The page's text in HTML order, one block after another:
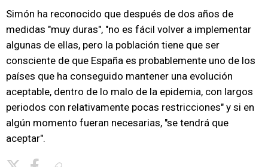
Simón ha reconocido que después de dos años de
medidas "muy duras", "no es fácil volver a implementar
algunas de ellas, pero la población tiene que ser
consciente de que España es probablemente uno de los
países que ha conseguido mantener una evolución
aceptable, dentro de lo malo de la epidemia, con largos
periodos con relativamente pocas restricciones" y si en
algún momento fueran necesarias, "se tendrá que
aceptar".